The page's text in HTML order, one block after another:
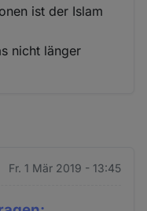
ist der Islam
nicht länger
Fr. 1 Mär 2019 - 13:45